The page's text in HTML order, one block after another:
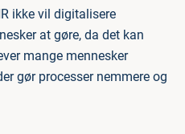
ikke vil digitalisere
at gøre, da det kan
mange mennesker
gør processer nemmere og